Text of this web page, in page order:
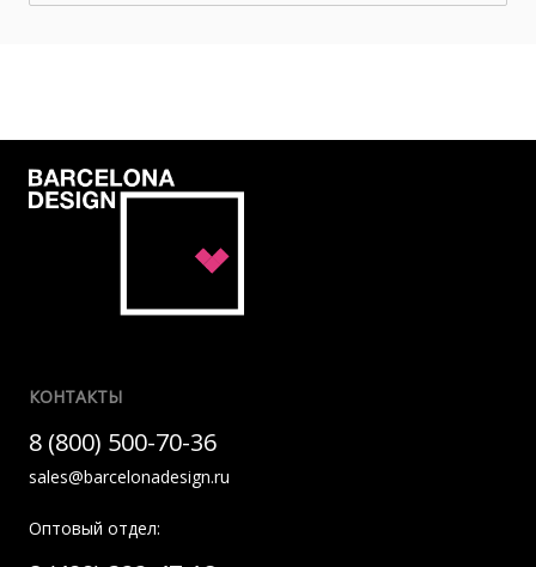
КОНТАКТЫ
8 (800) 500-70-36
sales@barcelonadesign.ru
Оптовый отдел: